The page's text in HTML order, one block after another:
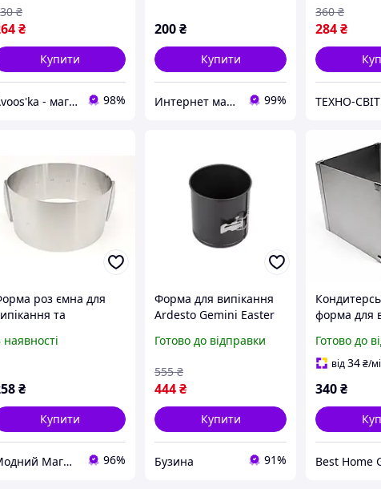
₴
₴
Купити
Avoos'ka - магазин для Вашого дому та комфорту,) 98%
200₴
Купити
Интернет магазин "SOROKA-OPT" 99%
284₴
360 ₴
роз ємна для
та
сталі 14см
наявності
₴
Купити
Модний Магазин 96%
Форма для випікання
Ardesto Gemini Easter
14 x 12 см AR2506G
Готово до відправки
444₴
555 ₴
Купити
Бузина 91%
форма для
висота 14
см
Готово до
від34₴/
340₴